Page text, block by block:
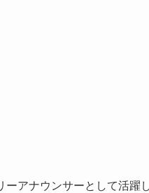
ーアナウンサーとして活躍